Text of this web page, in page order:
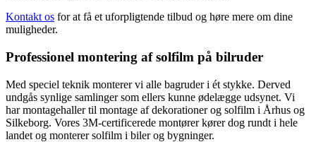
Kontakt os for at få et uforpligtende tilbud og høre mere om dine
muligheder.
Professionel montering af solfilm på bilruder
Med speciel teknik monterer vi alle bagruder i ét stykke. Derved
undgås synlige samlinger som ellers kunne ødelægge udsynet. Vi
har montagehaller til montage af dekorationer og solfilm i Århus og
Silkeborg. Vores 3M-certificerede montører kører dog rundt i hele
landet og monterer solfilm i biler og bygninger.